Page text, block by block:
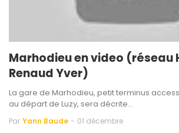
Marhodieu en video (réseau
Renaud Yver)
La gare de Marhodieu, petit terminus
au départ de Luzy, sera décrite…
Par Yann Baude - 01 décembre